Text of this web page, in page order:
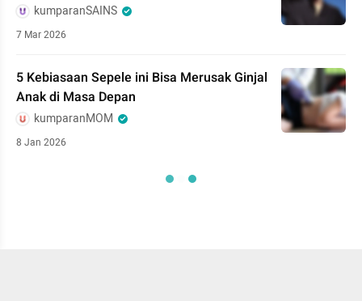
kumparanSAINS
7 Mar 2026
5 Kebiasaan Sepele ini Bisa Merusak Ginjal
Anak di Masa Depan
kumparanMOM
8 Jan 2026